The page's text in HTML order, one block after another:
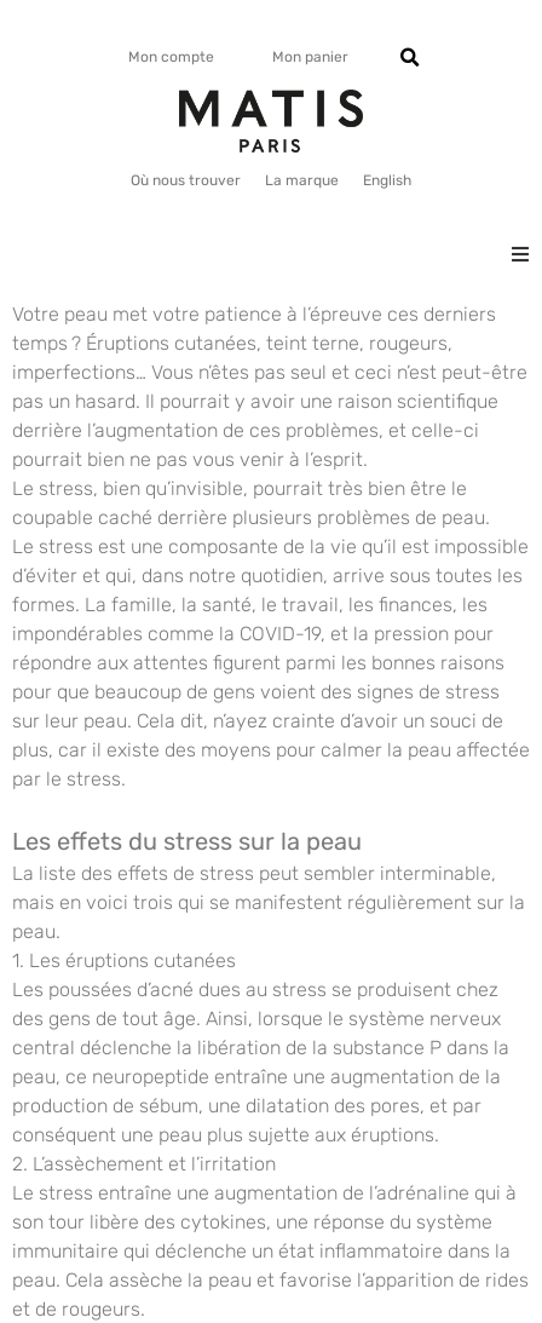
Où nous trouver La marque English
Mon compte Mon panier
VISAGE
CORPS
MATISMAG
Votre peau met votre patience à l’épreuve ces derniers
temps ? Éruptions cutanées, teint terne, rougeurs,
imperfections… Vous n’êtes pas seul et ceci n’est peut-être
pas un hasard. Il pourrait y avoir une raison scientifique
derrière l’augmentation de ces problèmes, et celle-ci
pourrait bien ne pas vous venir à l’esprit.
Le stress, bien qu’invisible, pourrait très bien être le
coupable caché derrière plusieurs problèmes de peau.
Le stress est une composante de la vie qu’il est impossible
d’éviter et qui, dans notre quotidien, arrive sous toutes les
formes. La famille, la santé, le travail, les finances, les
impondérables comme la COVID-19, et la pression pour
répondre aux attentes figurent parmi les bonnes raisons
pour que beaucoup de gens voient des signes de stress
sur leur peau. Cela dit, n’ayez crainte d’avoir un souci de
plus, car il existe des moyens pour calmer la peau affectée
par le stress.
Les effets du stress sur la peau
La liste des effets de stress peut sembler interminable,
mais en voici trois qui se manifestent régulièrement sur la
peau.
1. Les éruptions cutanées
Les poussées d’acné dues au stress se produisent chez
des gens de tout âge. Ainsi, lorsque le système nerveux
central déclenche la libération de la substance P dans la
peau, ce neuropeptide entraîne une augmentation de la
production de sébum, une dilatation des pores, et par
conséquent une peau plus sujette aux éruptions.
2. L’assèchement et l’irritation
Le stress entraîne une augmentation de l’adrénaline qui à
son tour libère des cytokines, une réponse du système
immunitaire qui déclenche un état inflammatoire dans la
peau. Cela assèche la peau et favorise l’apparition de rides
et de rougeurs.